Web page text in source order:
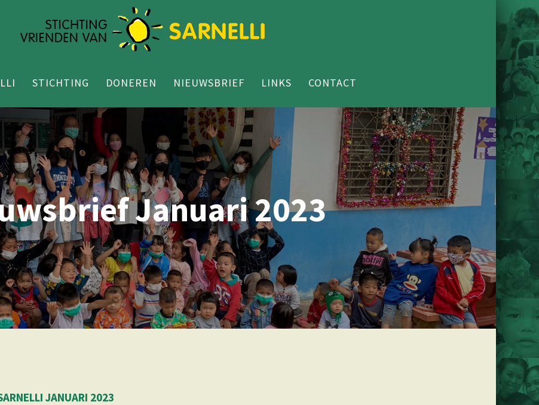
STICHTING DONEREN NIEUWSBRIEF LINKS CONTACT
Januari 2023
JANUARI 2023